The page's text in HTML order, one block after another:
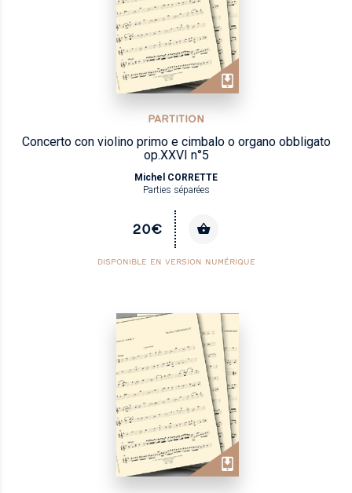
PARTITION
Concerto con violino primo e cimbalo o organo obbligato
op.XXVI n°5
Michel CORRETTE
Parties séparées
20€
DISPONIBLE EN VERSION NUMÉRIQUE